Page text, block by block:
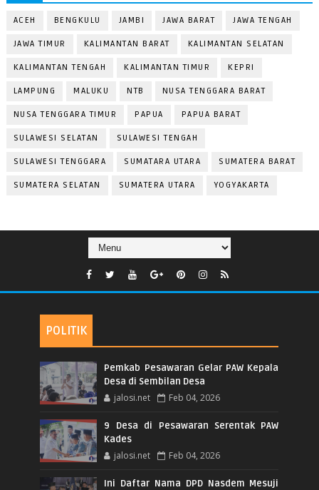
ACEH BENGKULU JAMBI JAWA BARAT JAWA TENGAH
JAWA TIMUR KALIMANTAN BARAT KALIMANTAN SELATAN
KALIMANTAN TENGAH KALIMANTAN TIMUR KEPRI
LAMPUNG MALUKU NTB NUSA TENGGARA BARAT
NUSA TENGGARA TIMUR PAPUA PAPUA BARAT
SULAWESI SELATAN SULAWESI TENGAH
SULAWESI TENGGARA SUMATARA UTARA SUMATERA BARAT
SUMATERA SELATAN SUMATERA UTARA YOGYAKARTA
POLITIK
Pemkab Pesawaran Gelar PAW Kepala
Desa di Sembilan Desa
jalosi.net Feb 04, 2026
9 Desa di Pesawaran Serentak PAW
Kades
jalosi.net Feb 04, 2026
Ini Daftar Nama DPD Nasdem Mesuji